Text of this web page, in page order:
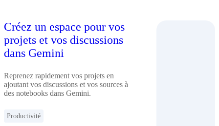
Créez un espace pour vos
projets et vos discussions
dans Gemini
Reprenez rapidement vos projets en
ajoutant vos discussions et vos sources à
des notebooks dans Gemini.
Productivité